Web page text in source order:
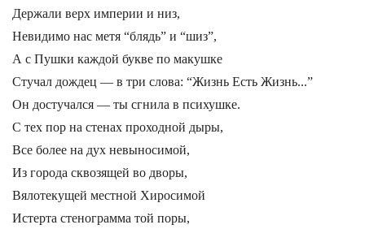
Держали верх империи и низ,
Невидимо нас метя “блядь” и “шиз”,
А с Пушки каждой букве по макушке
Стучал дождец — в три слова: “Жизнь Есть Жизнь...”
Он достучался — ты сгнила в психушке.
С тех пор на стенах проходной дыры,
Все более на дух невыносимой,
Из города сквозящей во дворы,
Вялотекущей местной Хиросимой
Истерта стенограмма той поры,